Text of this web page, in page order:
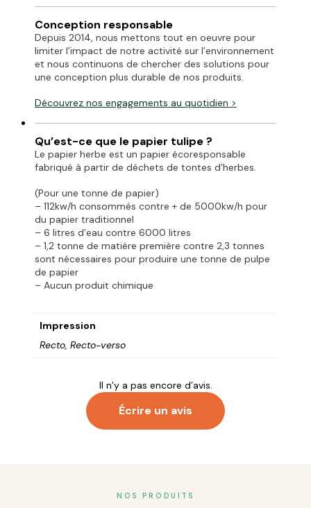
Conception responsable
Depuis 2014, nous mettons tout en oeuvre pour
limiter l’impact de notre activité sur l’environnement
et nous continuons de chercher des solutions pour
une conception plus durable de nos produits.
Découvrez nos engagements au quotidien >
Qu’est-ce que le papier tulipe ?
Le papier herbe est un papier écoresponsable
fabriqué à partir de déchets de tontes d’herbes.
(Pour une tonne de papier)
– 112kw/h consommés contre + de 5000kw/h pour
du papier traditionnel
– 6 litres d’eau contre 6000 litres
– 1,2 tonne de matière première contre 2,3 tonnes
sont nécessaires pour produire une tonne de pulpe
de papier
– Aucun produit chimique
Impression
Recto, Recto-verso
Il n’y a pas encore d’avis.
Écrire un avis
obligatoires sont indiqués avec*
NOS PRODUITS